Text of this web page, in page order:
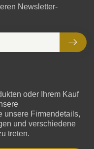
oder Ihrem Kauf
unsere Firmendetails,
und verschiedene
treten.
Newsletter-